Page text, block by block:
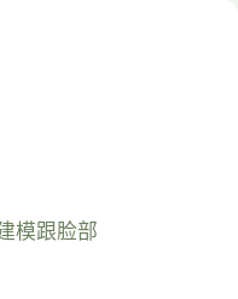
模跟脸部